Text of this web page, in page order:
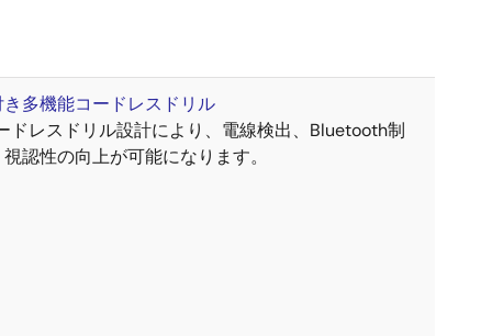
多機能コードレスドリル
ドレスドリル設計により、電線検出、Bluetooth制
認性の向上が可能になります。